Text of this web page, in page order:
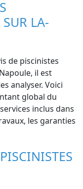
LA-
de piscinistes
il est
analyser. Voici
global du
inclus dans
les garanties